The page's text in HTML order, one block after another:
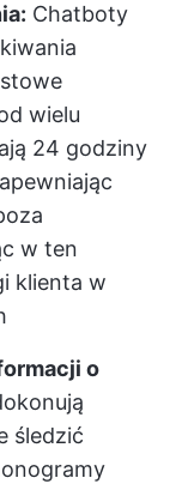
Chatboty
wielu
24 godziny
w ten
klienta w
o
śledzić